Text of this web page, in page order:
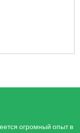
огромный опыт в